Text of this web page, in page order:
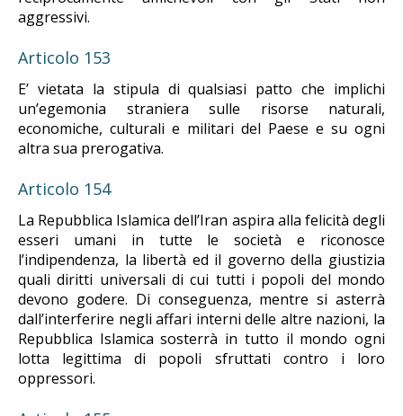
aggressivi.
Articolo 153
E’ vietata la stipula di qualsiasi patto che implichi
un’egemonia straniera sulle risorse naturali,
economiche, culturali e militari del Paese e su ogni
altra sua prerogativa.
Articolo 154
La Repubblica Islamica dell’Iran aspira alla felicità degli
esseri umani in tutte le società e riconosce
l’indipendenza, la libertà ed il governo della giustizia
quali diritti universali di cui tutti i popoli del mondo
devono godere. Di conseguenza, mentre si asterrà
dall’interferire negli affari interni delle altre nazioni, la
Repubblica Islamica sosterrà in tutto il mondo ogni
lotta legittima di popoli sfruttati contro i loro
oppressori.